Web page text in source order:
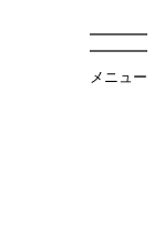
メニュー